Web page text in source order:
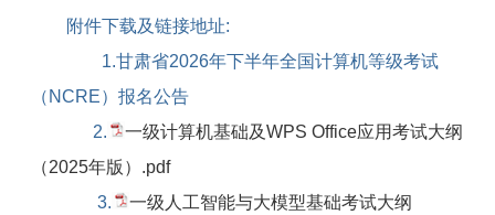
附件下载及链接地址:
1.甘肃省2026年下半年全国计算机等级考试
（ NCRE）报名公告
2.
一级计算机基础及WPS Office应用考试大纲
（2025年版）.pdf
3.
一级人工智能与大模型基础考试大纲